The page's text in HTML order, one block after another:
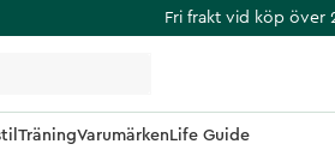
Fri frakt vid köp över
TräningVarumärkenLife Guide